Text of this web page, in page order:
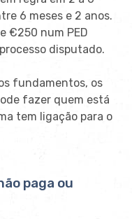
6 meses e 2 anos.
€250 num PED
disputado.
fundamentos, os
fazer quem está
tem ligação para o
paga ou